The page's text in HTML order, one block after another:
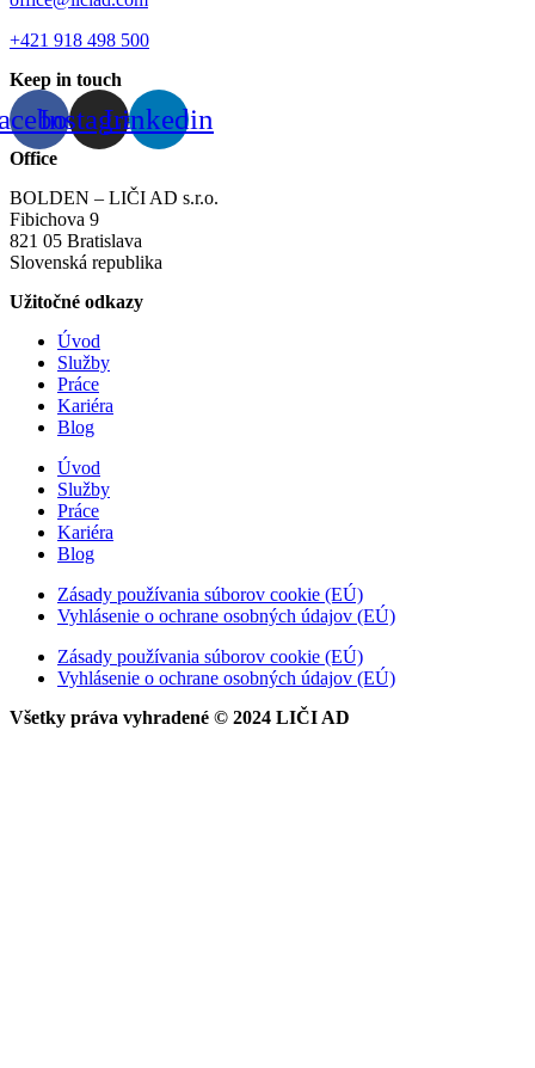
+421 918 498 500
Keep in touch
InstagramLinkedin
Office
BOLDEN – LIČI AD s.r.o.
Fibichova 9
821 05 Bratislava
Slovenská republika
Užitočné odkazy
Úvod
Služby
Práce
Kariéra
Blog
Úvod
Služby
Práce
Kariéra
Blog
Zásady používania súborov cookie (EÚ)
Vyhlásenie o ochrane osobných údajov (EÚ)
Zásady používania súborov cookie (EÚ)
Vyhlásenie o ochrane osobných údajov (EÚ)
Všetky práva vyhradené © 2024 LIČI AD